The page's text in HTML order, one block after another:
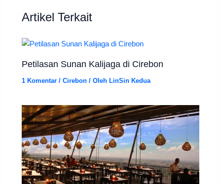
Artikel Terkait
Petilasan Sunan Kalijaga di Cirebon
1 Komentar /Cirebon / Oleh LinSin Kedua